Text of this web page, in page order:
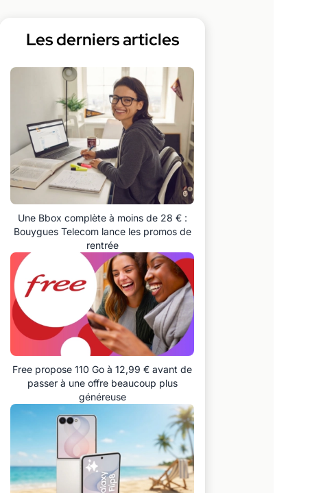
Les derniers articles
Une Bbox complète à moins de 28 € :
Bouygues Telecom lance les promos de
rentrée
Free propose 110 Go à 12,99 € avant de
passer à une offre beaucoup plus
généreuse